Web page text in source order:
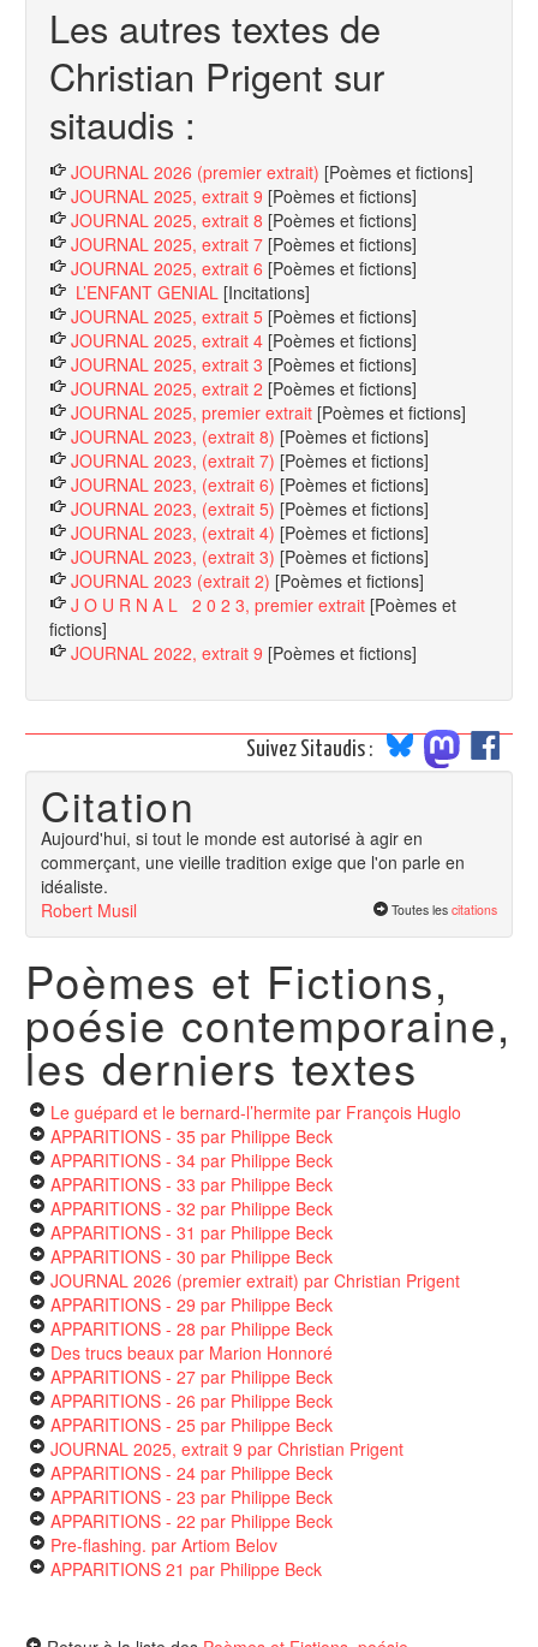
Les autres textes de
Christian Prigent sur
sitaudis :
JOURNAL 2026 (premier extrait) [Poèmes et fictions]
JOURNAL 2025, extrait 9 [Poèmes et fictions]
JOURNAL 2025, extrait 8 [Poèmes et fictions]
JOURNAL 2025, extrait 7 [Poèmes et fictions]
JOURNAL 2025, extrait 6 [Poèmes et fictions]
L’ENFANT GENIAL [Incitations]
JOURNAL 2025, extrait 5 [Poèmes et fictions]
JOURNAL 2025, extrait 4 [Poèmes et fictions]
JOURNAL 2025, extrait 3 [Poèmes et fictions]
JOURNAL 2025, extrait 2 [Poèmes et fictions]
JOURNAL 2025, premier extrait [Poèmes et fictions]
JOURNAL 2023, (extrait 8) [Poèmes et fictions]
JOURNAL 2023, (extrait 7) [Poèmes et fictions]
JOURNAL 2023, (extrait 6) [Poèmes et fictions]
JOURNAL 2023, (extrait 5) [Poèmes et fictions]
JOURNAL 2023, (extrait 4) [Poèmes et fictions]
JOURNAL 2023, (extrait 3) [Poèmes et fictions]
JOURNAL 2023 (extrait 2) [Poèmes et fictions]
J O U R N A L 2 0 2 3, premier extrait [Poèmes et
fictions]
JOURNAL 2022, extrait 9 [Poèmes et fictions]
Suivez Sitaudis :
Citation
Aujourd'hui, si tout le monde est autorisé à agir en
commerçant, une vieille tradition exige que l'on parle en
idéaliste.
Robert Musil
Toutes les citations
Poèmes et Fictions,
poésie contemporaine,
les derniers textes
Le guépard et le bernard-l’hermite par François Huglo
APPARITIONS - 35 par Philippe Beck
APPARITIONS - 34 par Philippe Beck
APPARITIONS - 33 par Philippe Beck
APPARITIONS - 32 par Philippe Beck
APPARITIONS - 31 par Philippe Beck
APPARITIONS - 30 par Philippe Beck
JOURNAL 2026 (premier extrait) par Christian Prigent
APPARITIONS - 29 par Philippe Beck
APPARITIONS - 28 par Philippe Beck
Des trucs beaux par Marion Honnoré
APPARITIONS - 27 par Philippe Beck
APPARITIONS - 26 par Philippe Beck
APPARITIONS - 25 par Philippe Beck
JOURNAL 2025, extrait 9 par Christian Prigent
APPARITIONS - 24 par Philippe Beck
APPARITIONS - 23 par Philippe Beck
APPARITIONS - 22 par Philippe Beck
Pre-flashing. par Artiom Belov
APPARITIONS 21 par Philippe Beck